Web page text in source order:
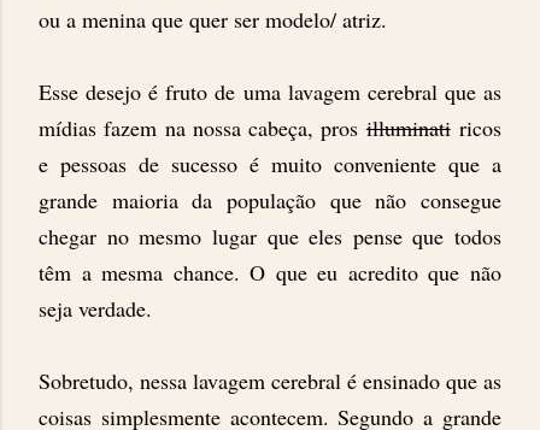
ou a menina que quer ser modelo/ atriz.
Esse desejo é fruto de uma lavagem cerebral que as
mídias fazem na nossa cabeça, prosilluminatiricos
e pessoas de sucesso é muito conveniente que a
grande maioria da população que não consegue
chegar no mesmo lugar que eles pense que todos
têm a mesma chance. O que eu acredito que não
seja verdade.
Sobretudo, nessa lavagem cerebral é ensinado que as
coisas simplesmente acontecem. Segundo a grande